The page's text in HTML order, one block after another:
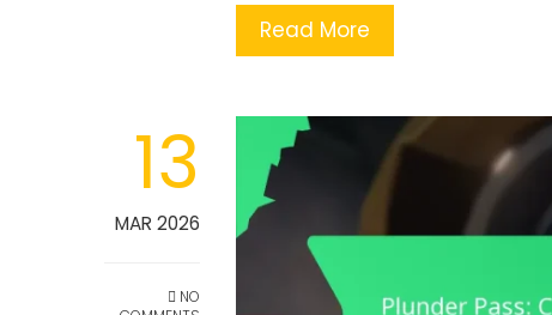
Read More
13
MAR 2026
NO